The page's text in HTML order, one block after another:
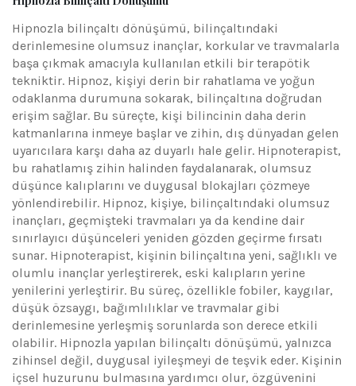
Hipnozla bilinçaltı dönüşümü, bilinçaltındaki
derinlemesine olumsuz inançlar, korkular ve travmalarla
başa çıkmak amacıyla kullanılan etkili bir terapötik
tekniktir. Hipnoz, kişiyi derin bir rahatlama ve yoğun
odaklanma durumuna sokarak, bilinçaltına doğrudan
erişim sağlar. Bu süreçte, kişi bilincinin daha derin
katmanlarına inmeye başlar ve zihin, dış dünyadan gelen
uyarıcılara karşı daha az duyarlı hale gelir. Hipnoterapist,
bu rahatlamış zihin halinden faydalanarak, olumsuz
düşünce kalıplarını ve duygusal blokajları çözmeye
yönlendirebilir. Hipnoz, kişiye, bilinçaltındaki olumsuz
inançları, geçmişteki travmaları ya da kendine dair
sınırlayıcı düşünceleri yeniden gözden geçirme fırsatı
sunar. Hipnoterapist, kişinin bilinçaltına yeni, sağlıklı ve
olumlu inançlar yerleştirerek, eski kalıpların yerine
yenilerini yerleştirir. Bu süreç, özellikle fobiler, kaygılar,
düşük özsaygı, bağımlılıklar ve travmalar gibi
derinlemesine yerleşmiş sorunlarda son derece etkili
olabilir. Hipnozla yapılan bilinçaltı dönüşümü, yalnızca
zihinsel değil, duygusal iyileşmeyi de teşvik eder. Kişinin
içsel huzurunu bulmasına yardımcı olur, özgüvenini